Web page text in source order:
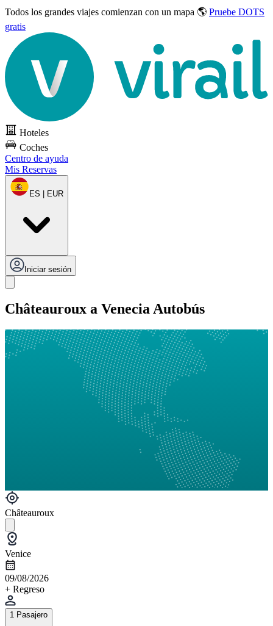
Todos los grandes viajes comienzan con un mapa 🌎 Pruebe DOTS
gratis
Hoteles
Coches
Centro de ayuda
Mis Reservas
ES | EUR
Iniciar sesión
Châteauroux a Venecia Autobús
Châteauroux
Venice
09/08/2026
+ Regreso
1 Pasajero